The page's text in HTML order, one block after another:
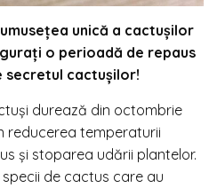
unică a cactușilor
o perioadă de repaus
secretul cactușilor!
durează din octombrie
reducerea temperaturii
și stoparea udării plantelor.
de cactus care au